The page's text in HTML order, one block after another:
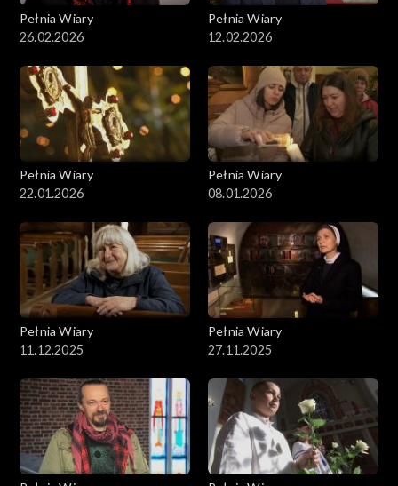
Pełnia Wiary
26.02.2026
Pełnia Wiary
12.02.2026
Pełnia Wiary
22.01.2026
Pełnia Wiary
08.01.2026
Pełnia Wiary
11.12.2025
Pełnia Wiary
27.11.2025